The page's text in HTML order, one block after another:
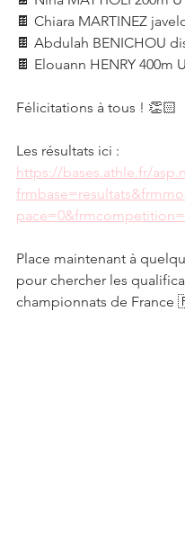
🍫 Chiara MARTINEZ
🍫 Abdulah BENICHOU
🍫 Elouann HENRY 400m
Félicitations à tous ! 👏🏻
Les résultats ici :
https://bases.athle.fr/
Place maintenant à
pour chercher les
championnats de